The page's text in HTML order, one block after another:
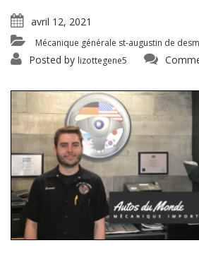
avril 12, 2021
Mécanique générale st-augustin de
Posted by lizottegene5